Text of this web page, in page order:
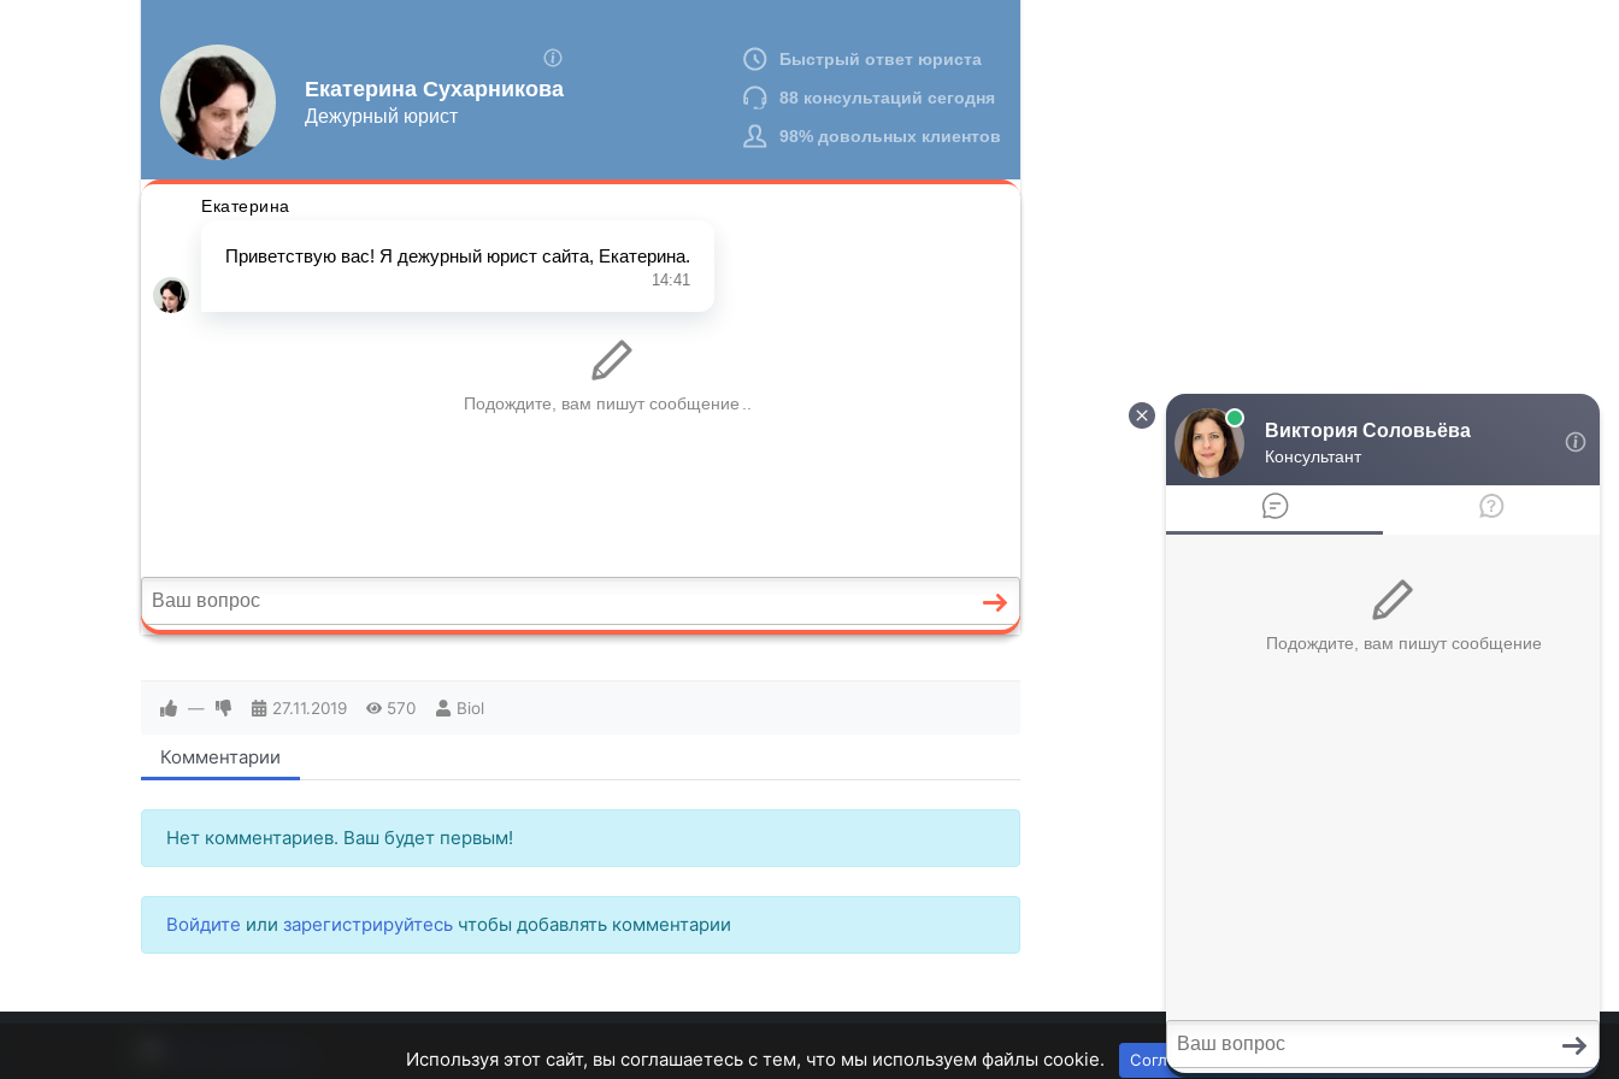
— 27.11.2019 570 Biol
Комментарии
Нет комментариев. Ваш будет первым!
Войдите или зарегистрируйтесь чтобы добавлять комментарии
Используя этот сайт, вы соглашаетесь с тем, что мы используем файлы cookie. Согласен